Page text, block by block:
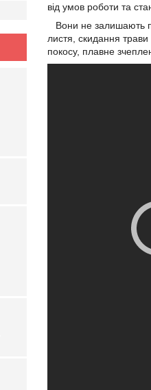
від умов роботи та
Вони не залишають
листя, скидання
покосу, плавне